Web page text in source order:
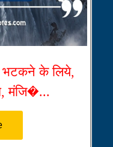
भटकने के लिये,
मंजि�...